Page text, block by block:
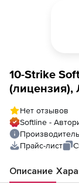
10-Strike
(лицензия),
Нет отзывов
Softline -
Прайс-лист
Описание